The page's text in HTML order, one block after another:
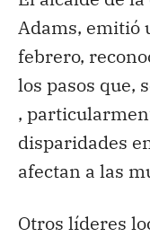
Adams, emitió
febrero,
los pasos que,
,
disparidades
afectan a las
Otros líderes